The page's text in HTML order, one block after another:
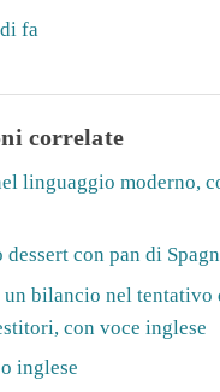
fa
correlate
linguaggio moderno,
con pan di
un bilancio nel tentativo
con voce inglese
inglese